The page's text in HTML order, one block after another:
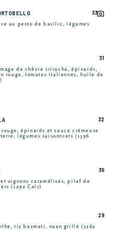
au pesto de basilic, légumes
33
de chèvre sriracha, épinards,
rouge, tomates italiennes, huile de
31
épinards et sauce crémeuse
légumes saisonniers (1396
32
oignons caramélisés, pilaf de
(1292 Cals)
35
riz basmati, naan grillé (1262
29